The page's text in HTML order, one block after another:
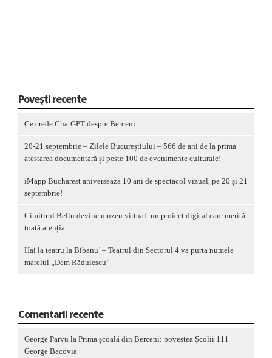
Povești recente
Ce crede ChatGPT despre Berceni
20-21 septembrie – Zilele Bucureștiului – 566 de ani de la prima
atestarea documentară și peste 100 de evenimente culturale!
iMapp Bucharest aniversează 10 ani de spectacol vizual, pe 20 și 21
septembrie!
Cimitirul Bellu devine muzeu virtual: un proiect digital care merită
toată atenția
Hai la teatru la Bibanu’ – Teatrul din Sectorul 4 va purta numele
marelui „Dem Rădulescu”
Comentarii recente
George Parvu la Prima școală din Berceni: povestea Școlii 111
George Bacovia